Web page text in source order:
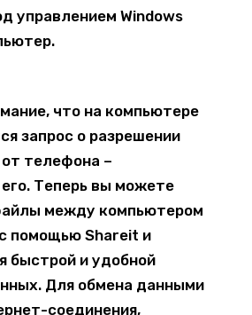
управлением Windows
что на компьютере
запрос о разрешении
телефона –
Теперь вы можете
между компьютером
помощью Shareit и
быстрой и удобной
Для обмена данными
соединения,